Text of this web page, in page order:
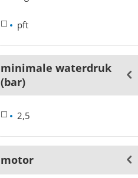
pft
minimale waterdruk
(bar)
2,5
motor